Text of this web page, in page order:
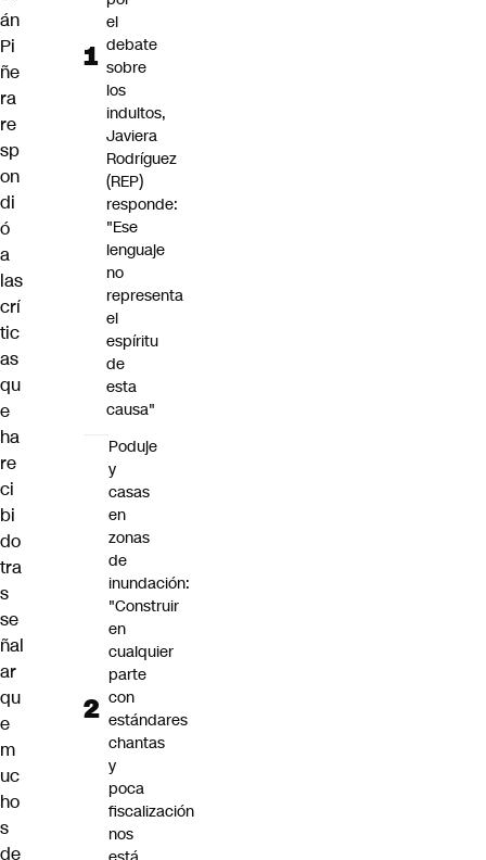
án
Pi
ñe
ra
re
sp
on
di
ó
a
las
crí
tic
as
qu
e
ha
re
ci
bi
do
tra
s
se
ñal
ar
qu
e
m
uc
ho
s
de
el
debate
sobre
los
indultos,
Javiera
Rodríguez
(REP)
responde:
"Ese
lenguaje
no
representa
el
espíritu
de
esta
causa"
Poduje
y
casas
en
zonas
de
inundación:
"Construir
en
cualquier
parte
con
estándares
chantas
y
poca
fiscalización
nos